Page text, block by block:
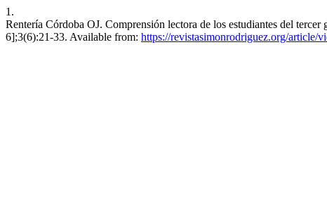
1.
Rentería Córdoba OJ. Comprensión lectora de los estudiantes del
6];3(6):21-33. Available from: https://revistasimonrodriguez.org/article/